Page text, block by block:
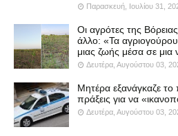
Παρασκευή, Ιουλίου 31,
Οι αγρότες της
άλλο: «Τα
μιας ζωής μέσα σε μια
Δευτέρα, Αυγούστου 03,
Μητέρα εξανάγκαζε το
πράξεις για να
Δευτέρα, Αυγούστου 03,